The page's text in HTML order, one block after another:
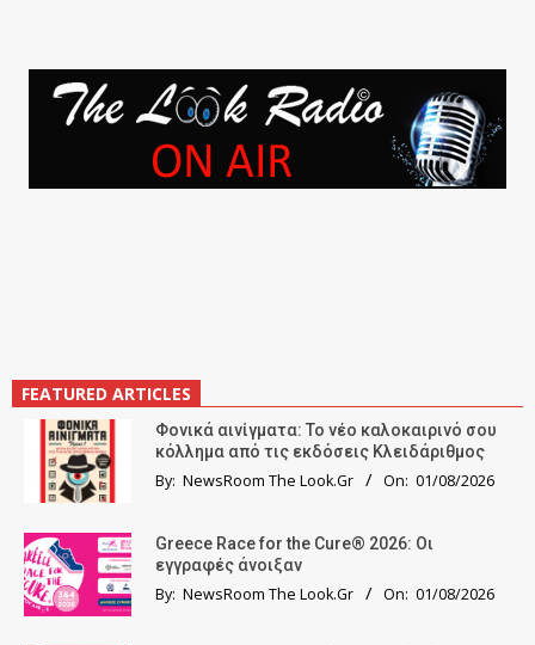
FEATURED ARTICLES
Φονικά αινίγματα: Το νέο καλοκαιρινό σου
κόλλημα από τις εκδόσεις Κλειδάριθμος
By: NewsRoom The Look.Gr On: 01/08/2026
Greece Race for the Cure® 2026: Οι
εγγραφές άνοιξαν
By: NewsRoom The Look.Gr On: 01/08/2026